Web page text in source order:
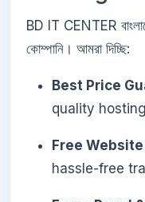
BD IT CENTER
কোম্পানি। আমরা দিচ্ছি:
Best Price
quality hosting
Free
hassle-free